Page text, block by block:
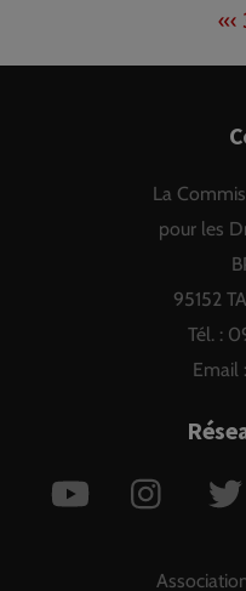
«‹
La
pour les
95152
Tél. :
Email :
YouTube